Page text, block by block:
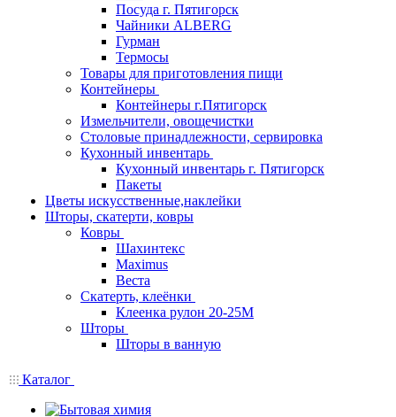
Посуда г. Пятигорск
Чайники ALBERG
Гурман
Термосы
Товары для приготовления пищи
Контейнеры
Контейнеры г.Пятигорск
Измельчители, овощечистки
Столовые принадлежности, сервировка
Кухонный инвентарь
Кухонный инвентарь г. Пятигорск
Пакеты
Цветы искусственные,наклейки
Шторы, скатерти, ковры
Ковры
Шахинтекс
Maximus
Веста
Скатерть, клеёнки
Клеенка рулон 20-25М
Шторы
Шторы в ванную
Каталог